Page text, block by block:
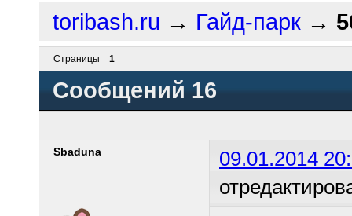
toribash.ru → Гайд-парк →
Страницы 1
Сообщений 16
Sbaduna
09.01.2014